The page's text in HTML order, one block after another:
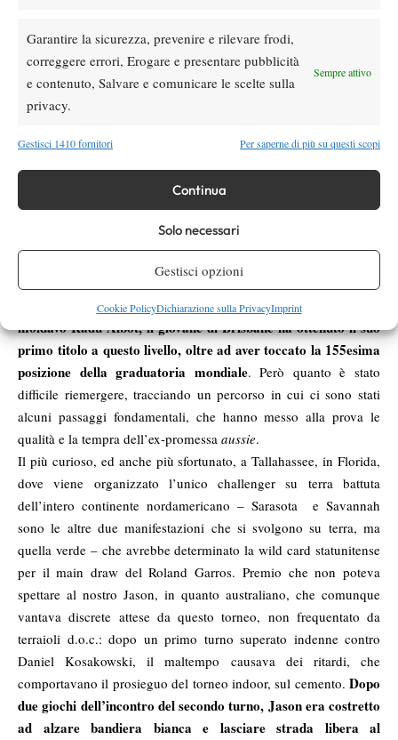
Garantire la sicurezza, prevenire e rilevare frodi,
correggere errori, Erogare e presentare pubblicità
e contenuto, Salvare e comunicare le scelte sulla
privacy.
Sempre attivo
Gestisci 1410 fornitori Per saperne di più su questi scopi
Continua
Solo necessari
Gestisci opzioni
Cookie PolicyDichiarazione sulla PrivacyImprint
Tra circa sette giorni sarà passato esattamente un anno
dall’ultimo rientro di Kubler sul circuito internazionale: ripartì
dalla Spagna e dall’Egitto, dove collezionò due titoli ITF e due
Un’avventura affascinante, ma
rischiosa, provare a ricostruirsi una classifica esibendosi
molto lontano da casa, con i soldi che, da un momento
all’altro, potevano finire: col successo della scorsa settimana
nel challenger di Sibiu (foto a sinistra), Romania, contro il
moldavo Radu Albot, il giovane di Brisbane ha ottenuto il suo
primo titolo a questo livello, oltre ad aver toccato la 155esima
posizione della graduatoria mondiale. Però quanto è stato
difficile riemergere, tracciando un percorso in cui ci sono stati
alcuni passaggi fondamentali, che hanno messo alla prova le
qualità e la tempra dell’ex-promessa aussie.
Il più curioso, ed anche più sfortunato, a Tallahassee, in Florida,
dove viene organizzato l’unico challenger su terra battuta
dell’intero continente nordamericano – Sarasota e Savannah
sono le altre due manifestazioni che si svolgono su terra, ma
quella verde – che avrebbe determinato la wild card statunitense
per il main draw del Roland Garros. Premio che non poteva
spettare al nostro Jason, in quanto australiano, che comunque
vantava discrete attese da questo torneo, non frequentato da
terraioli d.o.c.: dopo un primo turno superato indenne contro
Daniel Kosakowski, il maltempo causava dei ritardi, che
comportavano il prosieguo del torneo indoor, sul cemento. Dopo
due giochi dell’incontro del secondo turno, Jason era costretto
ad alzare bandiera bianca e lasciare strada libera al